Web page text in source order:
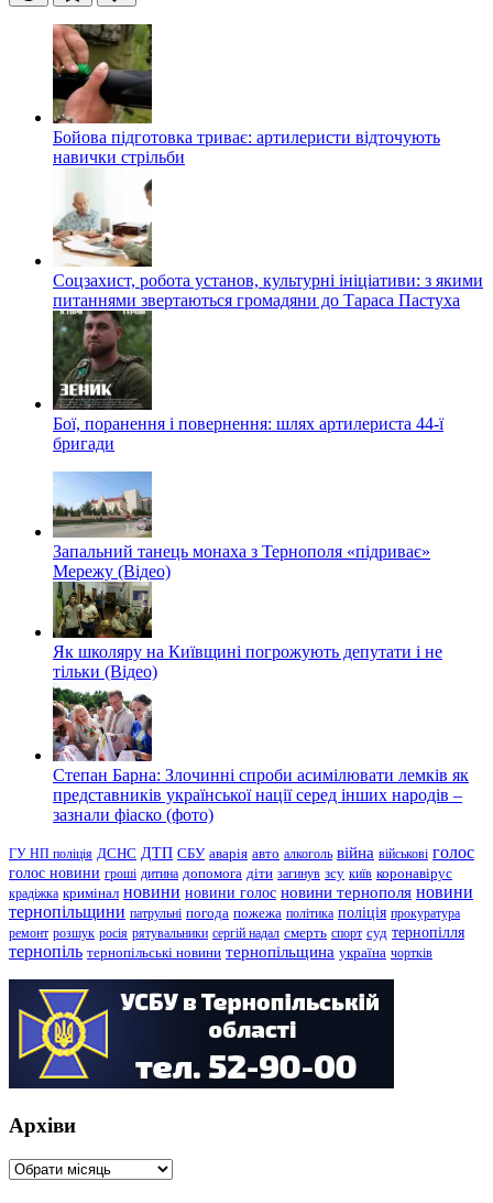
ОстанніПопулярні
Теги
Бойова підготовка триває: артилеристи відточують
навички стрільби
Соцзахист, робота установ, культурні ініціативи: з якими
питаннями звертаються громадяни до Тараса Пастуха
Бої, поранення і повернення: шлях артилериста 44-ї
бригади
Запальний танець монаха з Тернополя «підриває»
Мережу (Відео)
Як школяру на Київщині погрожують депутати і не
тільки (Відео)
Степан Барна: Злочинні спроби асимілювати лемків як
представників української нації серед інших народів –
зазнали фіаско (фото)
ГУ НП поліція ДСНС ДТП СБУ аварія авто алкоголь війна військові голос
голос новини гроші дитина допомога діти загинув зсу київ коронавірус
крадіжка кримінал новини новини голос новини тернополя новини
тернопільщини патрульні погода пожежа політика поліція прокуратура
ремонт розшук росія рятувальники сергій надал смерть спорт суд тернопілля
тернопіль тернопільські новини тернопільщина україна чортків
Архіви
Архіви